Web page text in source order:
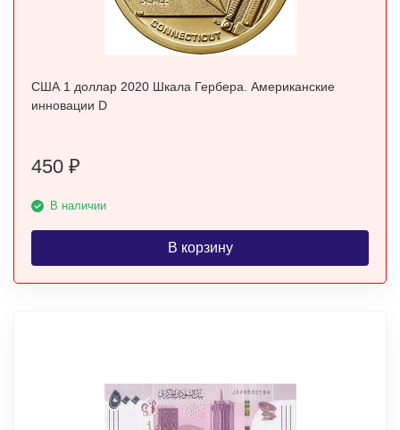
США 1 доллар 2020 Шкала Гербера. Американские
инновации D
450 ₽
В наличии
В корзину